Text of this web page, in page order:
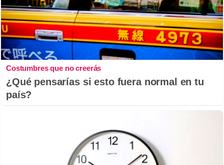
Costumbres que no creerás
¿Qué pensarías si esto fuera normal en tu
país?